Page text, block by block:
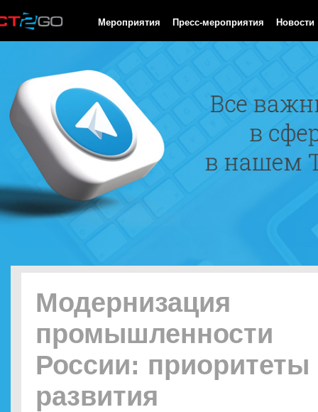
Мероприятия Пресс-мероприятия Новости
Модернизация
промышленности
России: приоритеты
развития